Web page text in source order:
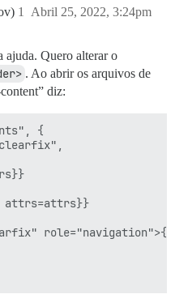
Abril 25, 2022, 3:24pm
1
ajuda. Quero alterar o
. Ao abrir os arquivos de
diz:
{
attrs=attrs}}